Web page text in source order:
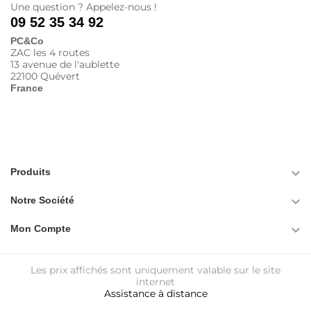
Une question ? Appelez-nous !
09 52 35 34 92
PC&Co
ZAC les 4 routes
13 avenue de l'aublette
22100 Quévert
France
Produits 
Notre Société 
Mon Compte 
Les prix affichés sont uniquement valable sur le site
internet
Assistance à distance